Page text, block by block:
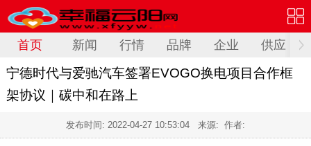
首页 新闻 行情 品牌 企业 供应
宁德时代与爱驰汽车签署EVOGO换电项目合作框
架协议｜碳中和在路上
发布时间: 2022-04-27 10:53:04 来源: 作者: